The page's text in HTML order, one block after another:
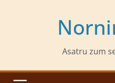
Asatru zum